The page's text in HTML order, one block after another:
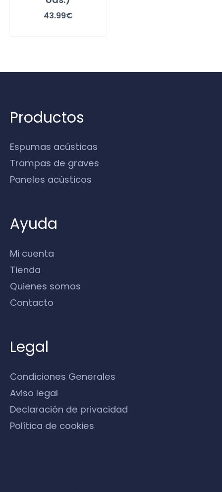
43.99€
Productos
Espumas acústicas
Trampas de graves
Paneles acústicos
Ayuda
Mi cuenta
Tienda
Quienes somos
Contacto
Legal
Condiciones Generales
Aviso legal
Declaración de privacidad
Política de cookies